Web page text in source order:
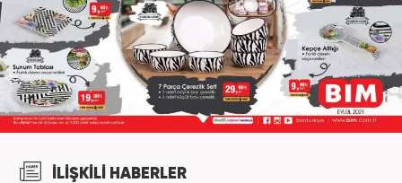
İLİŞKİLİ HABERLER